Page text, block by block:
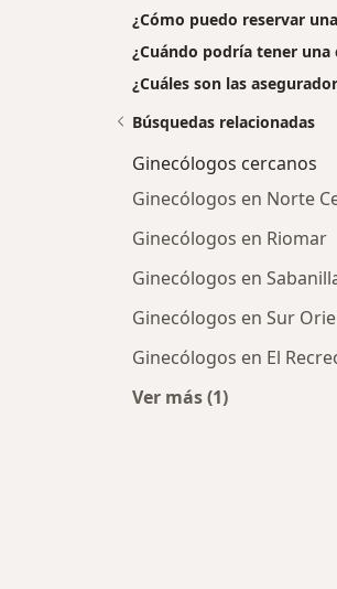
¿Cómo puedo reservar
¿Cuándo podría tener una
¿Cuáles son las
Búsquedas relacionadas
Ginecólogos cercanos
Ginecólogos en Norte
Ginecólogos en Riomar
Ginecólogos en
Ginecólogos en Sur
Ginecólogos en El
Ver más (1)
Más en esta